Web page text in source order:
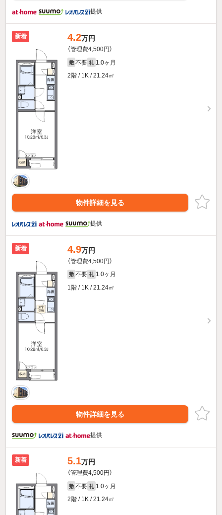
提供
新着 4.2万円
（管理費4,500円）
敷 不要 礼 1.0ヶ月
2階 / 1K / 21.24㎡
物件詳細を見る
提供
新着 4.9万円
（管理費4,500円）
敷 不要 礼 1.0ヶ月
1階 / 1K / 21.24㎡
物件詳細を見る
提供
新着 5.1万円
（管理費4,500円）
敷 不要 礼 1.0ヶ月
2階 / 1K / 21.24㎡